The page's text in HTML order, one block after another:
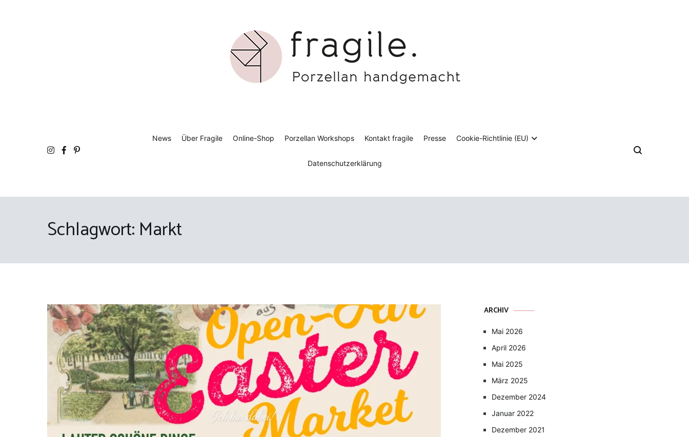
News
Über Fragile Online-Shop Porzellan Workshops Kontakt fragile Presse Cookie-Richtlinie (EU)
Datenschutzerklärung
Schlagwort: Markt
ARCHIV
Mai 2026
April 2026
Mai 2025
März 2025
Dezember 2024
Januar 2022
Dezember 2021